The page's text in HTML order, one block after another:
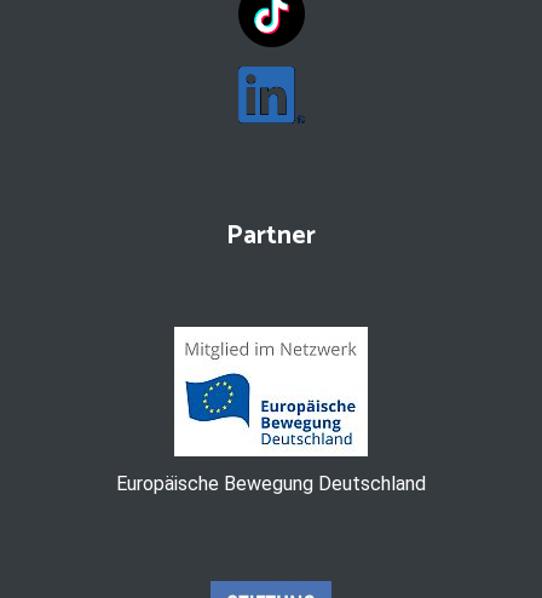
Partner
Europäische Bewegung Deutschland